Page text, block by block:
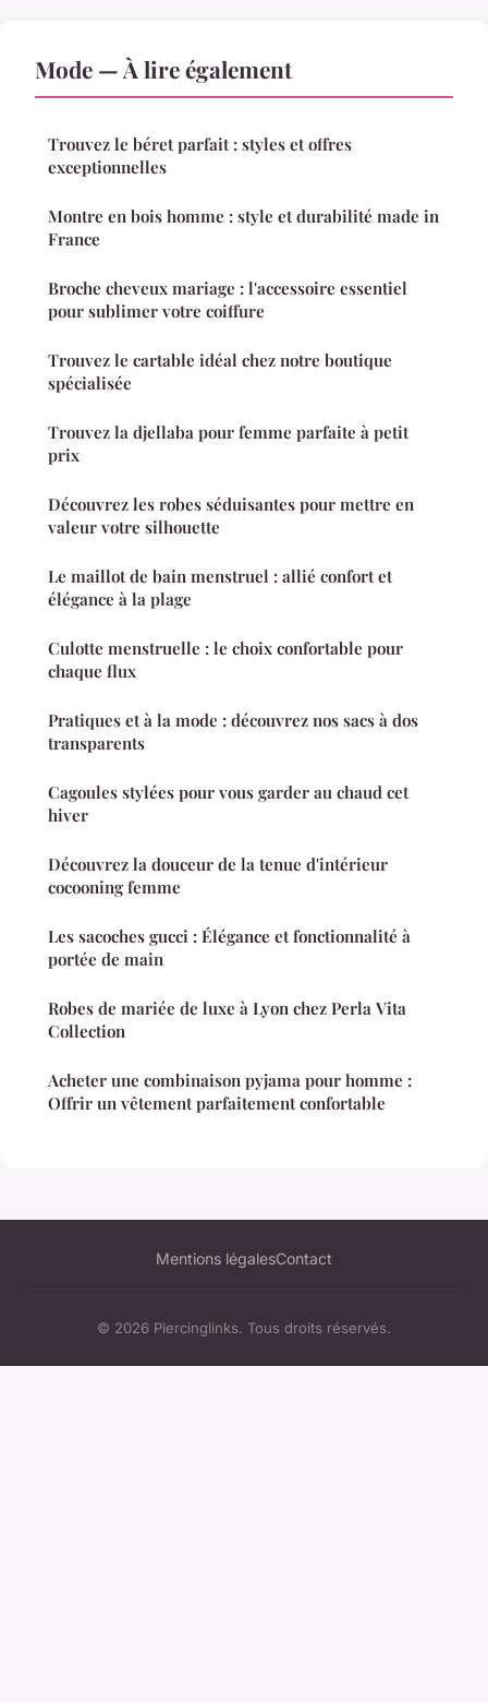
Mode — À lire également
Trouvez le béret parfait : styles et offres
exceptionnelles
Montre en bois homme : style et durabilité made in
France
Broche cheveux mariage : l'accessoire essentiel
pour sublimer votre coiffure
Trouvez le cartable idéal chez notre boutique
spécialisée
Trouvez la djellaba pour femme parfaite à petit
prix
Découvrez les robes séduisantes pour mettre en
valeur votre silhouette
Le maillot de bain menstruel : allié confort et
élégance à la plage
Culotte menstruelle : le choix confortable pour
chaque flux
Pratiques et à la mode : découvrez nos sacs à dos
transparents
Cagoules stylées pour vous garder au chaud cet
hiver
Découvrez la douceur de la tenue d'intérieur
cocooning femme
Les sacoches gucci : Élégance et fonctionnalité à
portée de main
Robes de mariée de luxe à Lyon chez Perla Vita
Collection
Acheter une combinaison pyjama pour homme :
Offrir un vêtement parfaitement confortable
Mentions légalesContact
© 2026 Piercinglinks. Tous droits réservés.